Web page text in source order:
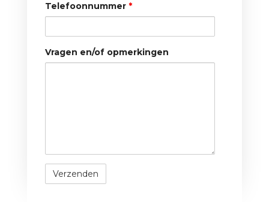
Telefoonnummer *
Vragen en/of opmerkingen